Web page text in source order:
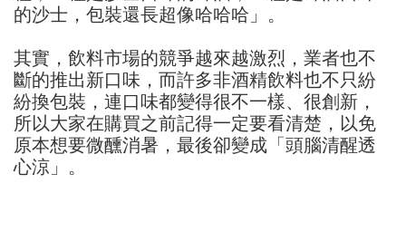
的沙士，包裝還長超像哈哈哈」。
其實，飲料市場的競爭越來越激烈，業者也不
斷的推出新口味，而許多非酒精飲料也不只紛
紛換包裝，連口味都變得很不一樣、很創新，
所以大家在購買之前記得一定要看清楚，以免
原本想要微醺消暑，最後卻變成「頭腦清醒透
心涼」。